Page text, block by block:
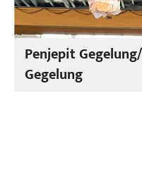
Penjepit
Gegelung